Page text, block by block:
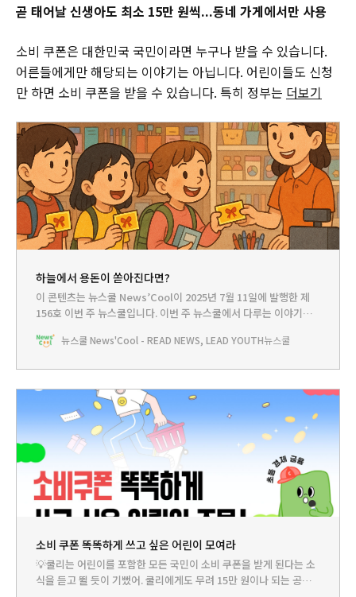
곧 태어날 신생아도 최소 15만 원씩...동네 가게에서만 사용
소비 쿠폰은 대한민국 국민이라면 누구나 받을 수 있습니다.
어른들에게만 해당되는 이야기는 아닙니다. 어린이들도 신청
만 하면 소비 쿠폰을 받을 수 있습니다. 특히 정부는 더보기
하늘에서 용돈이 쏟아진다면?
이 콘텐츠는 뉴스쿨 News’Cool이 2025년 7월 11일에 발행한 제
156호 이번 주 뉴스쿨입니다.‌ 이번 주 뉴스쿨에서 다루는 이야기는...
폰으로 경제 살려요! 뉴스쿨TV - 소비쿠폰 똑똑하게 쓰고 싶은 어린
뉴스쿨 News'Cool - READ NEWS, LEAD YOUTH뉴스쿨
소비 쿠폰 똑똑하게 쓰고 싶은 어린이 모여라
💡쿨리는 어린이를 포함한 모든 국민이 소비 쿠폰을 받게 된다는 소
식을 듣고 뛸 듯이 기뻤어. 쿨리에게도 무려 15만 원이나 되는 공돈